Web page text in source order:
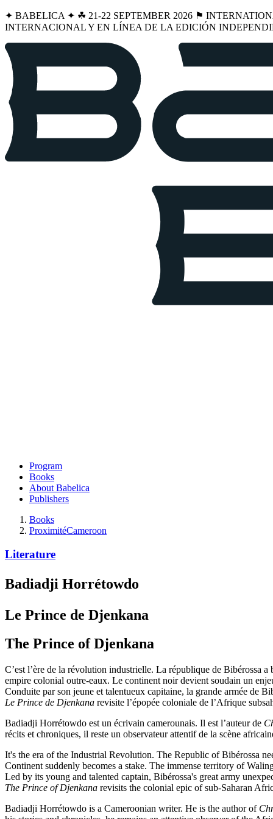
✦ BABELICA ✦ ☘︎ 21-22 SEPTEMBER 2026 ⚑
INTERNACIONAL Y EN LÍNEA DE LA EDICIÓN
Program
Books
About Babelica
Publishers
Books
ProximitéCameroon
Literature
Badiadji Horrétowdo
Le Prince de Djenkana
The Prince of Djenkana
C’est l’ère de la révolution industrielle. La république de Bibérossa
empire colonial outre-eaux. Le continent noir devient soudain un
Conduite par son jeune et talentueux capitaine, la grande armée de
Le Prince de Djenkana revisite l’épopée coloniale de l’Afrique
Badiadji Horrétowdo est un écrivain camerounais. Il est l’auteur de
récits et chroniques, il reste un observateur attentif de la scène
It's the era of the Industrial Revolution. The Republic of Bibérossa
Continent suddenly becomes a stake. The immense territory of
Led by its young and talented captain, Bibérossa's great army
The Prince of Djenkana revisits the colonial epic of sub-Saharan
Badiadji Horrétowdo is a Cameroonian writer. He is the author of